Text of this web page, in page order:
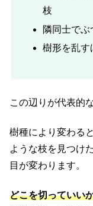
枝
隣同士でぶ
樹形を乱す
この辺りが代表的
樹種により変わる
ような枝を見つけ
目が変わります。
どこを切っていい